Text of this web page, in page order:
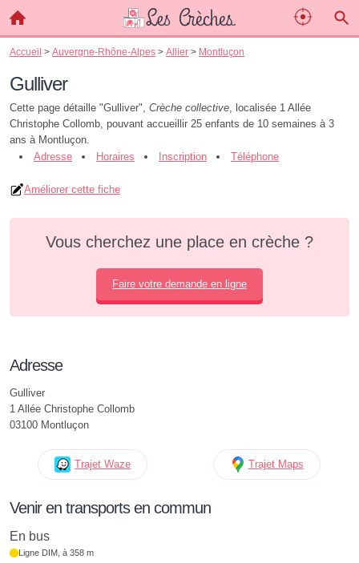
Accueil > Auvergne-Rhône-Alpes > Allier > Montluçon
Gulliver
Cette page détaille "Gulliver", Crèche collective, localisée 1 Allée
Christophe Collomb, pouvant accueillir 25 enfants de 10 semaines à 3
ans à Montluçon.
Adresse
Horaires Inscription Téléphone
Améliorer cette fiche
Vous cherchez une place en crèche ?
Faire votre demande en ligne
Adresse
Gulliver
1 Allée Christophe Collomb
03100 Montluçon
Trajet Waze Trajet Maps
Venir en transports en commun
En bus
Ligne DIM, à 358 m